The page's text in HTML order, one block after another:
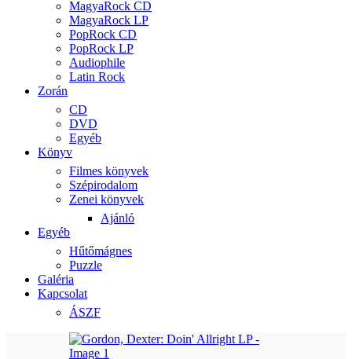
MagyaRock CD
MagyaRock LP
PopRock CD
PopRock LP
Audiophile
Latin Rock
Zorán
CD
DVD
Egyéb
Könyv
Filmes könyvek
Szépirodalom
Zenei könyvek
Ajánló
Egyéb
Hűtőmágnes
Puzzle
Galéria
Kapcsolat
ÁSZF